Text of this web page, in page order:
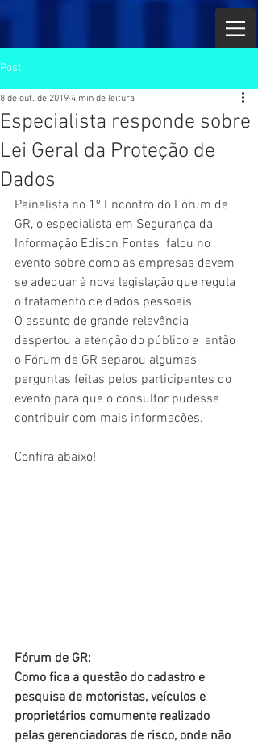
Post
Especialista responde sobre
Lei Geral da Proteção de
Dados
8 de out. de 2019 4 min de leitura
Painelista no 1º Encontro do Fórum de
GR, o especialista em Segurança da
Informação Edison Fontes  falou no
evento sobre como as empresas devem
se adequar à nova legislação que regula
o tratamento de dados pessoais.
O assunto de grande relevância
despertou a atenção do público e  então
o Fórum de GR separou algumas
perguntas feitas pelos participantes do
evento para que o consultor pudesse
contribuir com mais informações.
Confira abaixo!
Fórum de GR:
Como fica a questão do cadastro e
pesquisa de motoristas, veículos e
proprietários comumente realizado
pelas gerenciadoras de risco, onde não